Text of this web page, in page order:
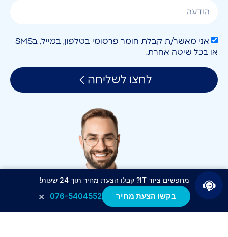
אני מאשר/ת קבלת חומר פרסומי בטלפון, במייל, בSMS
או בכל שיטה אחרת.
לחצו לשליחה
מחפשים ציוד IT? קבלו הצעת מחיר תוך 24 שעות!
בקשו הצעת מחיר 076-5404552
×